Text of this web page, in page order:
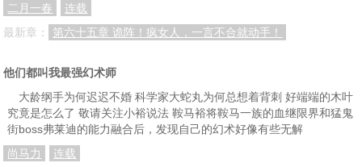
二月一春
连载
最新章：
第六十五章 诡阵！疯女人，一言不合就动手！
他们都叫我最强幻术师
大龄纲手为何迟迟不婚 科学家大蛇丸为何总想着背刺 好端端的木叶
究竟是怎么了 敬请关注小裕说法 鞍马裕将鞍马一族的血继限界和猛鬼
街boss弗莱迪的能力融合后，发现自己的幻术好像有些无解
尚马力
连载